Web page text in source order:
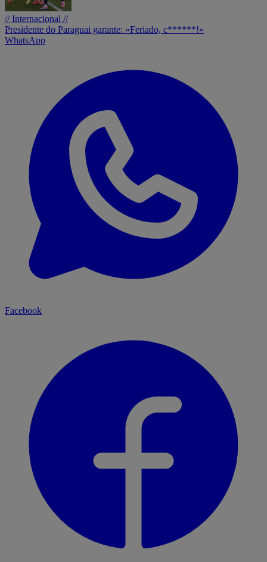
// Internacional //
Presidente do Paraguai garante: «Feriado, c******!»
WhatsApp
Facebook